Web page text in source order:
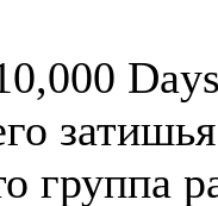
группа